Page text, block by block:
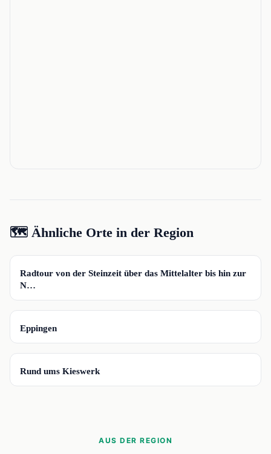
🗺️ Ähnliche Orte in der Region
📍
Radtour von der Steinzeit über das Mittelalter bis hin zur
N…
📍
Eppingen
📍
Rund ums Kieswerk
AUS DER REGION